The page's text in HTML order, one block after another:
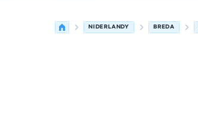
NIDERLANDY BREDA